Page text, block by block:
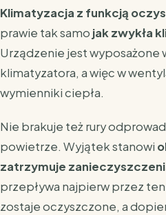
Klimatyzacja z funkcją
prawie tak samo jak zwykła
Urządzenie jest wyposażone
klimatyzatora, a więc w
wymienniki ciepła.
Nie brakuje też rury
powietrze. Wyjątek stanowi
zatrzymuje
przepływa najpierw przez
zostaje oczyszczone, a